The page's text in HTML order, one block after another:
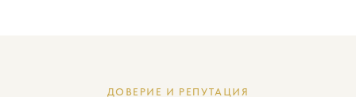
ДОВЕРИЕ И РЕПУТАЦИЯ